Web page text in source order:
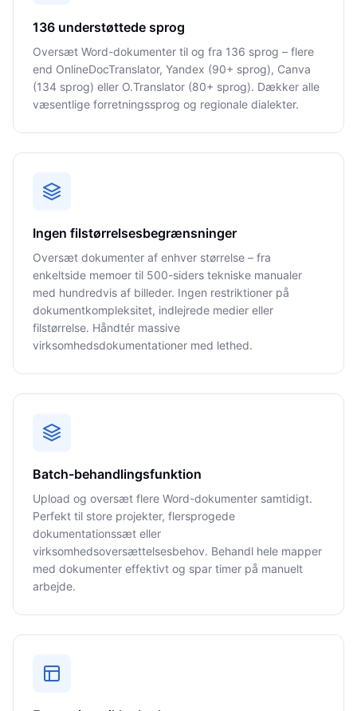
136 understøttede sprog
Oversæt Word-dokumenter til og fra 136 sprog – flere
end OnlineDocTranslator, Yandex (90+ sprog), Canva
(134 sprog) eller O.Translator (80+ sprog). Dækker alle
væsentlige forretningssprog og regionale dialekter.
Ingen filstørrelsesbegrænsninger
Oversæt dokumenter af enhver størrelse – fra
enkeltside memoer til 500-siders tekniske manualer
med hundredvis af billeder. Ingen restriktioner på
dokumentkompleksitet, indlejrede medier eller
filstørrelse. Håndtér massive
virksomhedsdokumentationer med lethed.
Batch-behandlingsfunktion
Upload og oversæt flere Word-dokumenter samtidigt.
Perfekt til store projekter, flersprogede
dokumentationssæt eller
virksomhedsoversættelsesbehov. Behandl hele mapper
med dokumenter effektivt og spar timer på manuelt
arbejde.